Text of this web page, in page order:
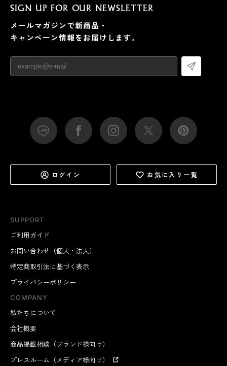
SUPPORT
ご利用ガイド
お問い合わせ（個人・法人）
特定商取引法に基づく表示
プライバシーポリシー
COMPANY
私たちについて
会社概要
商品掲載相談（ブランド様向け）
プレスルーム（メディア様向け）
SIGN UP FOR OUR NEWSLETTER
メールマガジンで新商品・
キャンペーン情報をお届けします。
ログイン お気に入り一覧